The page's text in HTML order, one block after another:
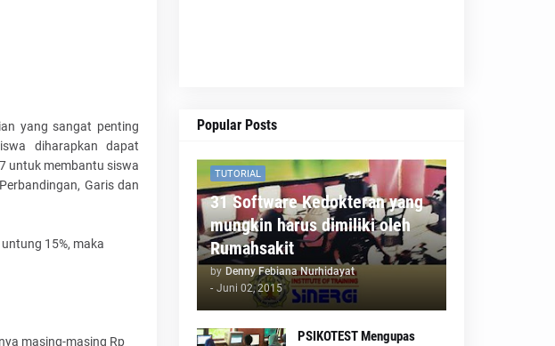
yang sangat penting
diharapkan dapat
untuk membantu siswa
Garis dan
15%, maka
masing-masing Rp
Popular Posts
TUTORIAL
31 Software Kedokteran yang
mungkin harus dimiliki oleh
Rumahsakit
by Denny Febiana Nurhidayat
- Juni 02, 2015
PSIKOTEST Mengupas